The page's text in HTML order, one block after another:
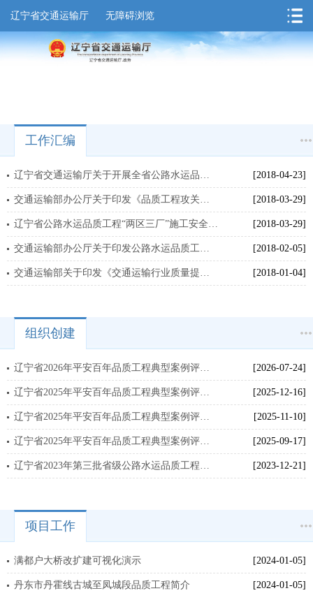
辽宁省交通运输厅 无障碍浏览
工作汇编
[2018-04-23]
[2018-03-29]
[2018-03-29]
[2018-02-05]
[2018-01-04]
组织创建
[2026-07-24]
[2025-12-16]
[2025-11-10]
[2025-09-17]
[2023-12-21]
项目工作
满都户大桥改扩建可视化演示 [2024-01-05]
丹东市丹霍线古城至凤城段品质工程简介 [2024-01-05]